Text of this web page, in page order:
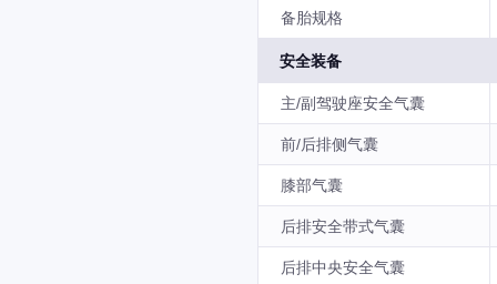
备胎规格
安全装备
主/副驾驶座安全气囊
前/后排侧气囊
膝部气囊
后排安全带式气囊
后排中央安全气囊